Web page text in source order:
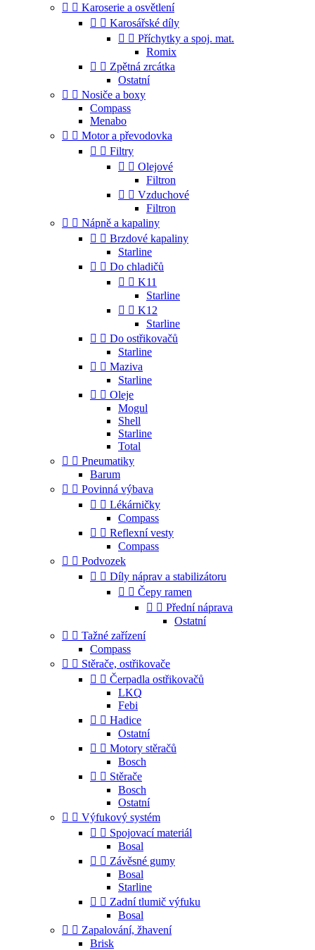
  Karoserie a osvětlení
  Karosářské díly
  Příchytky a spoj. mat.
Romix
  Zpětná zrcátka
Ostatní
  Nosiče a boxy
Compass
Menabo
  Motor a převodovka
  Filtry
  Olejové
Filtron
  Vzduchové
Filtron
  Nápně a kapaliny
  Brzdové kapaliny
Starline
  Do chladičů
  K11
Starline
  K12
Starline
  Do ostřikovačů
Starline
  Maziva
Starline
  Oleje
Mogul
Shell
Starline
Total
  Pneumatiky
Barum
  Povinná výbava
  Lékárničky
Compass
  Reflexní vesty
Compass
  Podvozek
  Díly náprav a stabilizátoru
  Čepy ramen
  Přední náprava
Ostatní
  Tažné zařízení
Compass
  Stěrače, ostřikovače
  Čerpadla ostřikovačů
LKQ
Febi
  Hadice
Ostatní
  Motory stěračů
Bosch
  Stěrače
Bosch
Ostatní
  Výfukový systém
  Spojovací materiál
Bosal
  Závěsné gumy
Bosal
Starline
  Zadní tlumič výfuku
Bosal
  Zapalování, žhavení
Brisk